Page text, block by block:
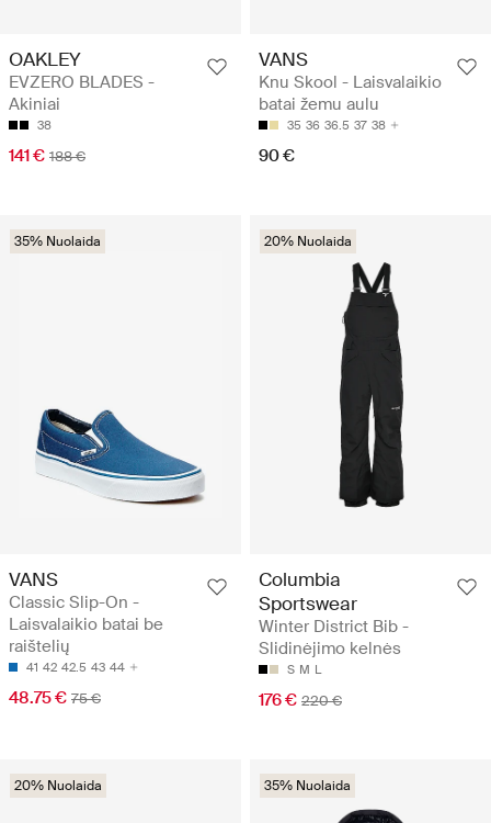
OAKLEY
EVZERO BLADES -
Akiniai
38
141 € 188 €
VANS
Knu Skool - Laisvalaikio
batai žemu aulu
35 36 36.5 37 38
90 €
35% Nuolaida
VANS
Classic Slip-On -
Laisvalaikio batai be
raištelių
41 42 42.5 43 44
48.75 € 75 €
20% Nuolaida
Columbia
Sportswear
Winter District Bib -
Slidinėjimo kelnės
S M L
176 € 220 €
20% Nuolaida 35% Nuolaida